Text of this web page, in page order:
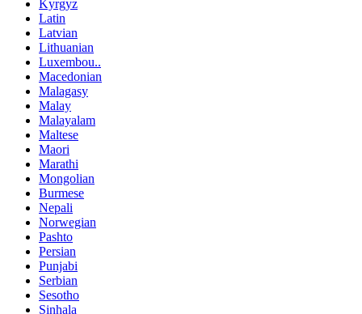
Kyrgyz
Latin
Latvian
Lithuanian
Luxembou..
Macedonian
Malagasy
Malay
Malayalam
Maltese
Maori
Marathi
Mongolian
Burmese
Nepali
Norwegian
Pashto
Persian
Punjabi
Serbian
Sesotho
Sinhala